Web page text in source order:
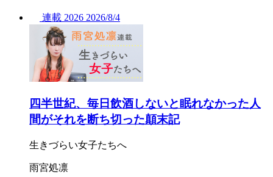
連載 2026 2026/8/4
四半世紀、毎日飲酒しないと眠れなかった人
間がそれを断ち切った顛末記
生きづらい女子たちへ
雨宮処凛